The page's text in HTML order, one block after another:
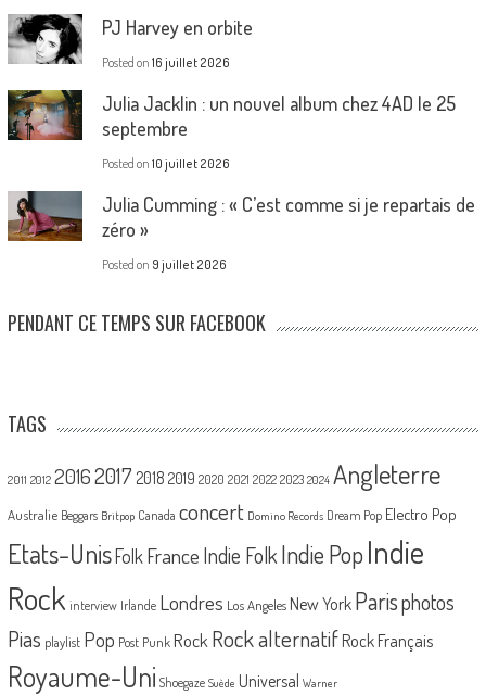
PJ Harvey en orbite
Posted on 16 juillet 2026
Julia Jacklin : un nouvel album chez 4AD le 25
septembre
Posted on 10 juillet 2026
Julia Cumming : « C’est comme si je repartais de
zéro »
Posted on 9 juillet 2026
PENDANT CE TEMPS SUR FACEBOOK
TAGS
2011 2012 20162017 2018 2019 2020 2021 2022 2023 2024 Angleterre
Australie Beggars Britpop Canada concert Domino Records Dream Pop Electro Pop
Etats-UnisFolk France Indie Folk Indie PopIndie
Rock interview Irlande Londres Los Angeles New York Parisphotos
Pias playlist Pop Post Punk Rock Rock alternatif Rock Français
Royaume-Uni Shoegaze Suède Universal Warner